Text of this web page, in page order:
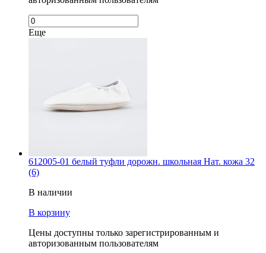
Еще
612005-01 белый туфли дорожн. школьная Нат. кожа 32
(6)
В наличии
В корзину
Цены доступны только зарегистрированным и
авторизованным пользователям